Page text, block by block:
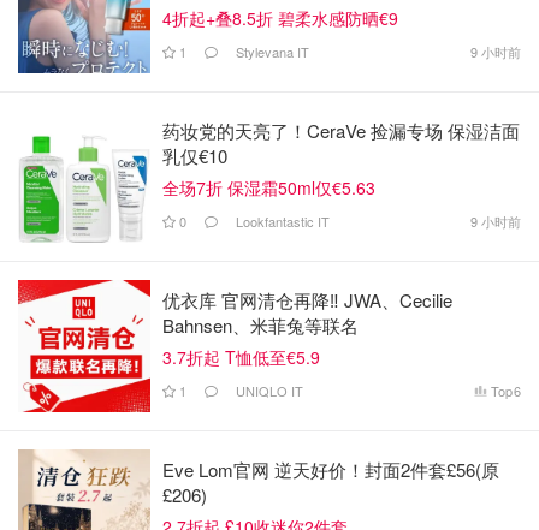
4折起+叠8.5折 碧柔水感防晒€9
1 Stylevana IT 9 小时前
药妆党的天亮了！CeraVe 捡漏专场 保湿洁面
乳仅€10
全场7折 保湿霜50ml仅€5.63
0 Lookfantastic IT 9 小时前
优衣库 官网清仓再降‼️ JWA、Cecilie
Bahnsen、米菲兔等联名
3.7折起 T恤低至€5.9
1 UNIQLO IT Top6
Eve Lom官网 逆天好价！封面2件套£56(原
£206)